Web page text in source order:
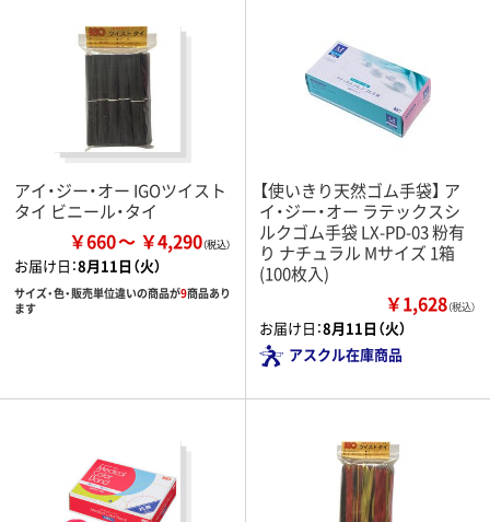
アイ・ジー・オー IGOツイスト
タイ ビニール・タイ
￥660 ￥4,290
お届け日：8月11日（火）
サイズ・色・販売単位違いの商品が9商品あり
ます
【使いきり天然ゴム手袋】 ア
イ・ジー・オー ラテックスシ
ルクゴム手袋 LX-PD-03 粉有
り ナチュラル Mサイズ 1箱
(100枚入)
￥1,628（税込）
お届け日：8月11日（火）
アスクル在庫商品